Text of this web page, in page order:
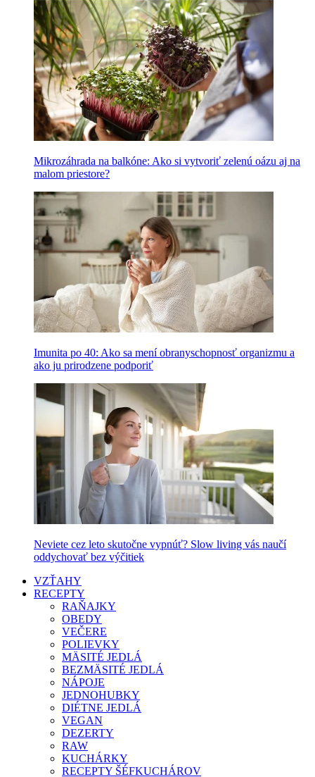
Mikrozáhrada na balkóne: Ako si vytvoriť zelenú oázu aj na
malom priestore?
Imunita po 40: Ako sa mení obranyschopnosť organizmu a
ako ju prirodzene podporiť
Neviete cez leto skutočne vypnúť? Slow living vás naučí
oddychovať bez výčitiek
VZŤAHY
RECEPTY
RAŇAJKY
OBEDY
VEČERE
POLIEVKY
MÄSITÉ JEDLÁ
BEZMÄSITÉ JEDLÁ
NÁPOJE
JEDNOHUBKY
DIÉTNE JEDLÁ
VEGAN
DEZERTY
RAW
KUCHÁRKY
RECEPTY ŠÉFKUCHÁROV